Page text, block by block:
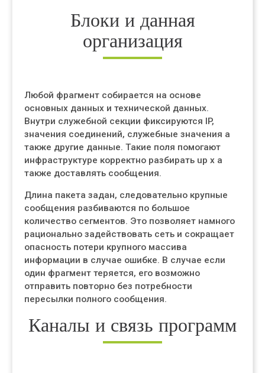
Блоки и данная
организация
Любой фрагмент собирается на основе
основных данных и технической данных.
Внутри служебной секции фиксируются IP,
значения соединений, служебные значения а
также другие данные. Такие поля помогают
инфраструктуре корректно разбирать up x а
также доставлять сообщения.
Длина пакета задан, следовательно крупные
сообщения разбиваются по большое
количество сегментов. Это позволяет намного
рационально задействовать сеть и сокращает
опасность потери крупного массива
информации в случае ошибке. В случае если
один фрагмент теряется, его возможно
отправить повторно без потребности
пересылки полного сообщения.
Каналы и связь программ